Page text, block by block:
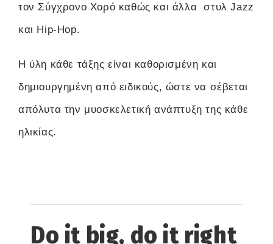
τον Σύγχρονο Χορό καθώς και άλλα στυλ Jazz
και Hip-Hop.
Η ύλη κάθε τάξης είναι καθορισμένη και
δημιουργημένη από ειδικούς, ώστε να σέβεται
απόλυτα την μυοσκελετική ανάπτυξη της κάθε
ηλικίας.
Do it big, do it right